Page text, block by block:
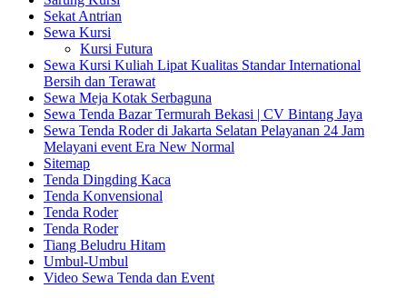
Sekat Antrian
Sewa Kursi
Kursi Futura
Sewa Kursi Kuliah Lipat Kualitas Standar International
Bersih dan Terawat
Sewa Meja Kotak Serbaguna
Sewa Tenda Bazar Termurah Bekasi | CV Bintang Jaya
Sewa Tenda Roder di Jakarta Selatan Pelayanan 24 Jam
Melayani event Era New Normal
Sitemap
Tenda Dingding Kaca
Tenda Konvensional
Tenda Roder
Tenda Roder
Tiang Beludru Hitam
Umbul-Umbul
Video Sewa Tenda dan Event